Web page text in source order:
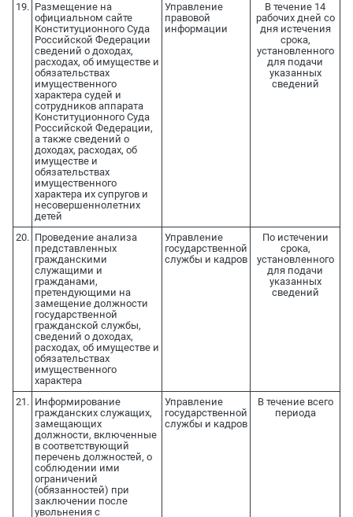
19. Размещение на
официальном сайте
Конституционного Суда
Российской Федерации
сведений о доходах,
расходах, об имуществе и
обязательствах
имущественного
характера судей и
сотрудников аппарата
Конституционного Суда
Российской Федерации,
а также сведений о
доходах, расходах, об
имуществе и
обязательствах
имущественного
характера их супругов и
несовершеннолетних
детей
Управление
правовой
информации
В течение 14
рабочих дней со
дня истечения
срока,
установленного
для подачи
указанных
сведений
20. Проведение анализа
представленных
гражданскими
служащими и
гражданами,
претендующими на
замещение должности
государственной
гражданской службы,
сведений о доходах,
расходах, об имуществе и
обязательствах
имущественного
характера
Управление
государственной
службы и кадров
По истечении
срока,
установленного
для подачи
указанных
сведений
21. Информирование
гражданских служащих,
замещающих
должности, включенные
в соответствующий
перечень должностей, о
соблюдении ими
ограничений
(обязанностей) при
заключении после
увольнения с
Управление
государственной
службы и кадров
В течение всего
периода